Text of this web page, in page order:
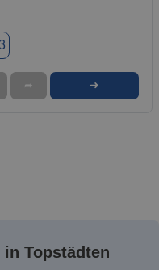
➦ ➜
Topstädten